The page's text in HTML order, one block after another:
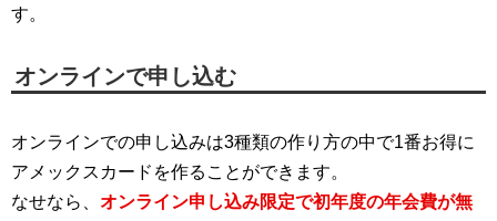
す。
オンラインで申し込む
オンラインでの申し込みは3種類の作り方の中で1番お得に
アメックスカードを作ることができます。
なせなら、 オンライン申し込み限定で初年度の年会費が無